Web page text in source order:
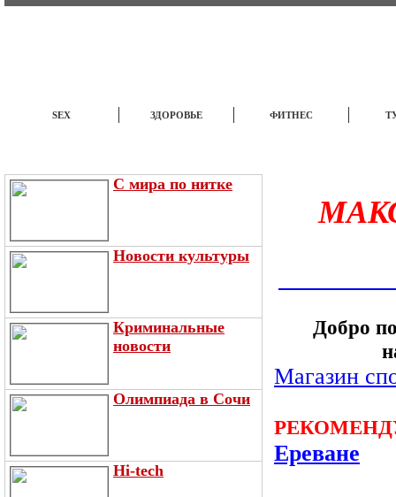
SEX ЗДОРОВЬЕ ФИТНЕС
С мира по нитке
Новости культуры
Криминальные
новости
Олимпиада в Сочи
Hi-tech
Добро
Магазин
Ереване